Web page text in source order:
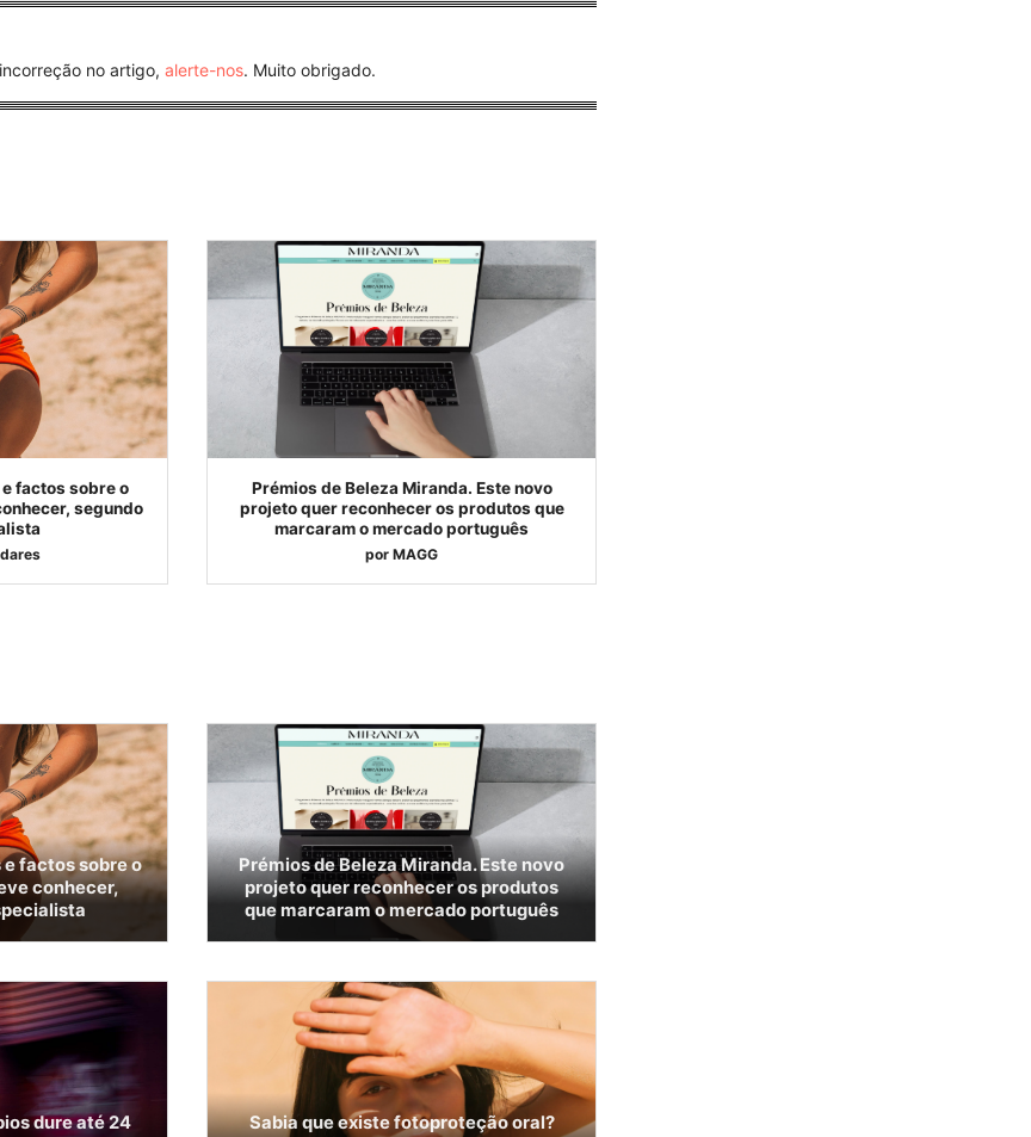
no artigo,alerte-nos. Muito obrigado.
factos sobre o
segundo
Prémios de Beleza Miranda. Este novo
projeto quer reconhecer os produtos que
marcaram o mercado português
por MAGG
factos sobre o
conhecer,
Prémios de Beleza Miranda. Este novo
projeto quer reconhecer os produtos
que marcaram o mercado português
dure até 24
Sabia que existe fotoproteção oral?